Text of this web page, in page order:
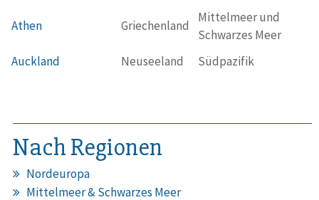
Athen Griechenland
Mittelmeer und
Schwarzes Meer
Auckland
Neuseeland Südpazifik
Nach Regionen
Nordeuropa
Mittelmeer & Schwarzes Meer